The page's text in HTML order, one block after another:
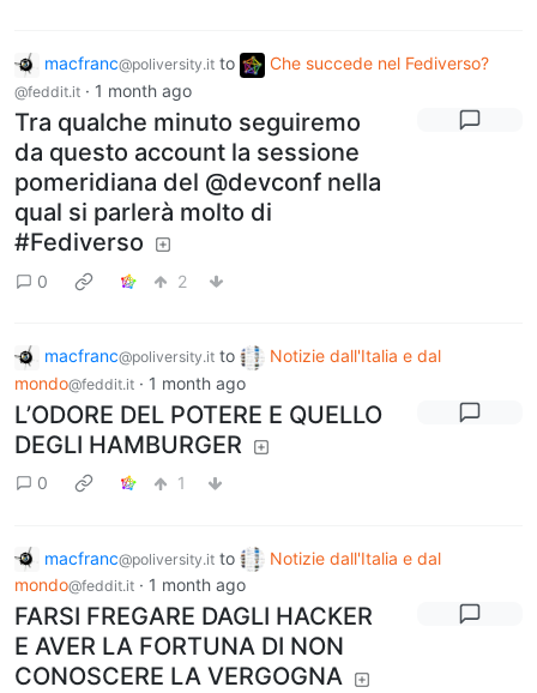
macfranc@poliversity.it to Che succede nel Fediverso?
@feddit.it · 1 month ago
Tra qualche minuto seguiremo
da questo account la sessione
pomeridiana del @devconf nella
qual si parlerà molto di
#Fediverso
0 2
macfranc@poliversity.it to
Notizie dall'Italia e dal
mondo@feddit.it · 1 month ago
L’ODORE DEL POTERE E QUELLO
DEGLI HAMBURGER
0 1
macfranc@poliversity.it to
Notizie dall'Italia e dal
mondo@feddit.it · 1 month ago
FARSI FREGARE DAGLI HACKER
E AVER LA FORTUNA DI NON
CONOSCERE LA VERGOGNA